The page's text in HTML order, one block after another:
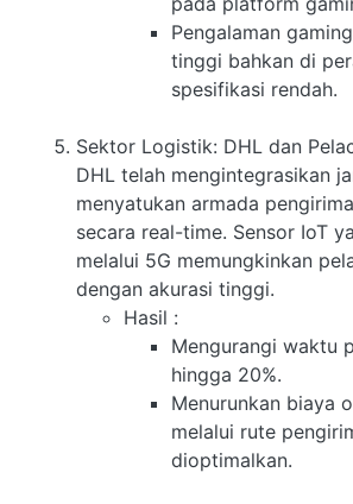
Pengalaman
tinggi bahkan di
spesifikasi rendah.
Sektor Logistik: DHL dan
DHL telah mengintegrasikan
menyatukan armada
secara real-time. Sensor IoT
melalui 5G memungkinkan
dengan akurasi tinggi.
Hasil :
Mengurangi waktu
hingga 20%.
Menurunkan biaya
melalui rute
dioptimalkan.